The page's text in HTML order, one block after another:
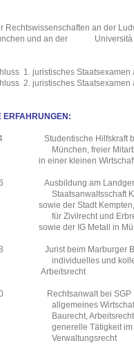
an der
und an der Università
1. juristisches Staatsexamen
2. juristisches Staatsexamen
ERFAHRUNGEN:
Studentische Hilfskraft bei
München, freier
kleinen
Ausbildung am
Staatsanwaltsschaft
Stadt Kempten, einer
für Zivilrecht und
IG Metall in München
Jurist beim Marburger
individuelles und
Rechtsanwalt bei SGP
allgemeines
Baurecht,
generelle Tätigkeit
Verwaltungsrecht